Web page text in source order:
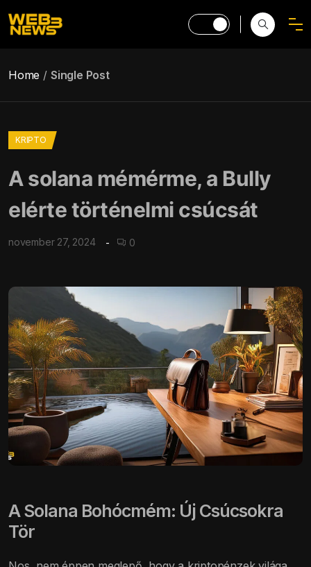
Home Single Post
KRIPTO
A solana mémérme, a Bully
elérte történelmi csúcsát
november 27, 2024 0
A Solana Bohócmém: Új Csúcsokra
Tör